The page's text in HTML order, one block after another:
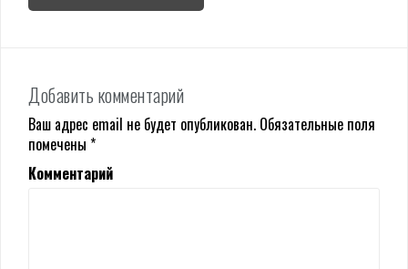
Добавить комментарий
Ваш адрес email не будет опубликован. Обязательные поля
помечены *
Комментарий